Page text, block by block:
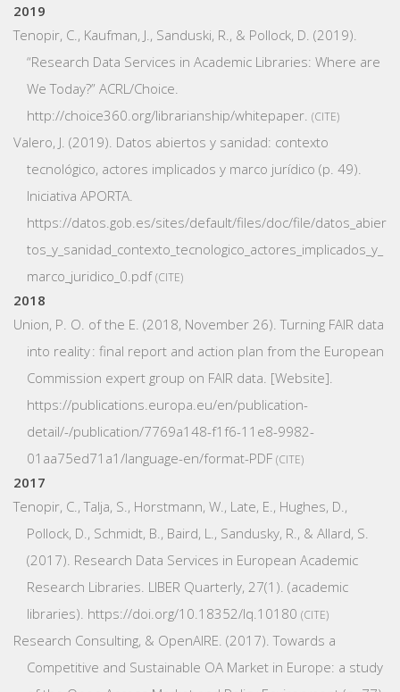
2019
Tenopir, C., Kaufman, J., Sanduski, R., & Pollock, D. (2019).
“Research Data Services in Academic Libraries: Where are
We Today?” ACRL/Choice.
http://choice360.org/librarianship/whitepaper.
CITE
Valero, J. (2019). Datos abiertos y sanidad: contexto
tecnológico, actores implicados y marco jurídico (p. 49).
Iniciativa APORTA.
https://datos.gob.es/sites/default/files/doc/file/datos_abier
tos_y_sanidad_contexto_tecnologico_actores_implicados_y_
marco_juridico_0.pdf CITE
2018
Union, P. O. of the E. (2018, November 26).Turning FAIR data
into reality : final report and action plan from the European
Commission expert group on FAIR data. [Website].
https://publications.europa.eu/en/publication-
detail/-/publication/7769a148-f1f6-11e8-9982-
01aa75ed71a1/language-en/format-PDF CITE
2017
Tenopir, C., Talja, S., Horstmann, W., Late, E., Hughes, D.,
Pollock, D., Schmidt, B., Baird, L., Sandusky, R., & Allard, S.
(2017). Research Data Services in European Academic
Research Libraries. LIBER Quarterly, 27(1). (academic
libraries). https://doi.org/10.18352/lq.10180 CITE
Research Consulting, & OpenAIRE. (2017).Towards a
Competitive and Sustainable OA Market in Europe: a study